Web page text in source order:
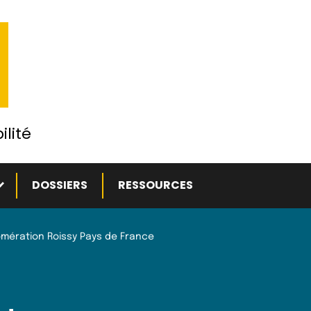
menu
DOSSIERS RESSOURCES
Roissy Pays de France